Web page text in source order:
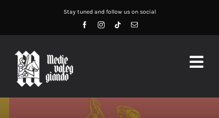
contenuto
Stay tuned and follow us on social
HOME